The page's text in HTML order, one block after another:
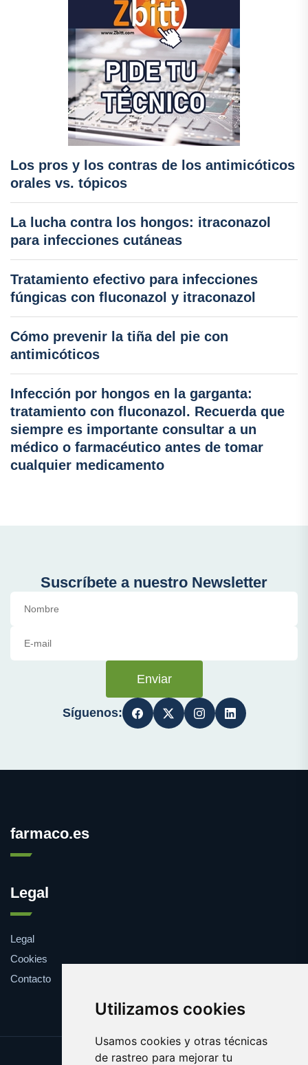
Utilizamos cookies
Usamos cookies y otras técnicas
de rastreo para mejorar tu
Los pros y los contras de los antimicóticos
orales vs. tópicos
La lucha contra los hongos: itraconazol
para infecciones cutáneas
Tratamiento efectivo para infecciones
fúngicas con fluconazol y itraconazol
Cómo prevenir la tiña del pie con
antimicóticos
Infección por hongos en la garganta:
tratamiento con fluconazol. Recuerda que
siempre es importante consultar a un
médico o farmacéutico antes de tomar
cualquier medicamento
Suscríbete a nuestro Newsletter
Enviar
Síguenos:
farmaco.es
Legal
Legal
Cookies
Contacto
Update cookies preferences